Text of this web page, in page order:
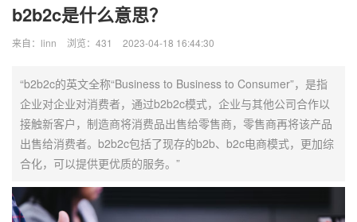
b2b2c是什么意思？
来自：linn 浏览：431 2023-04-18 16:44:30
“b2b2c的英文全称“Business to Business to Consumer”，是指
企业对企业对消费者，通过b2b2c模式，企业与其他公司合作以
接触新客户，制造商将消费品出售给零售商，零售商再将该产品
出售给消费者。b2b2c包括了现存的b2b、b2c电商模式，更加综
合化，可以提供更优质的服务。”